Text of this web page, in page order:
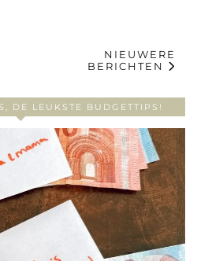
NIEUWERE
BERICHTEN
DE LEUKSTE BUDGETTIPS!